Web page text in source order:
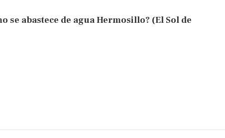
se abastece de agua Hermosillo? (El Sol de